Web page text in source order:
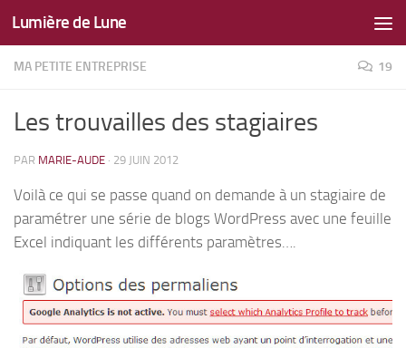
Skip to content
Lumière de Lune
MA PETITE ENTREPRISE 19
Les trouvailles des stagiaires
PAR MARIE-AUDE · 29 JUIN 2012
Voilà ce qui se passe quand on demande à un stagiaire de
paramétrer une série de blogs WordPress avec une feuille
Excel indiquant les différents paramètres….